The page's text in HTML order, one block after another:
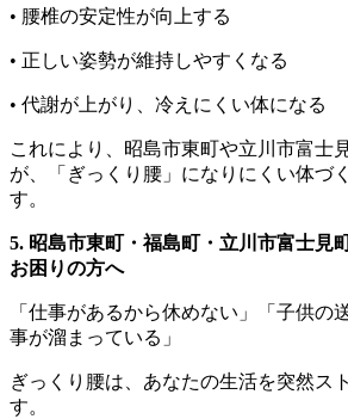
• 腰椎の安定性が向上する
• 正しい姿勢が維持しやすくなる
• 代謝が上がり、冷えにくい体になる
これにより、昭島市東町や立川市富士
が、「ぎっくり腰」になりにくい体づ
す。
5. 昭島市東町・福島町・立川市富士見
お困りの方へ
「仕事があるから休めない」「子供の
事が溜まっている」
ぎっくり腰は、あなたの生活を突然ス
す。